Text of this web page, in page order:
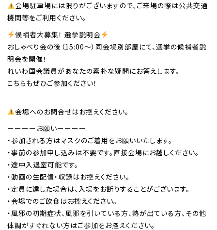
会場駐車場には限りがございますので、ご来場の際は公共交通
機関等をご利用ください。
候補者大募集！ 選挙説明会
おしゃべり会の後（15:00〜）同会場別部屋にて、選挙の候補者説
明会を開催！
れいわ国会議員があなたの素朴な疑問にお答えします。
こちらもぜひご参加ください！
会場へのお問合せはお控えください。
ーーーーお願いーーーー
・参加される方はマスクのご着用をお願いいたします。
・事前の参加申し込みは不要です。直接会場にお越しください。
・途中入退室可能です。
・動画の生配信・収録はお控えください。
・定員に達した場合は、入場をお断りすることがございます。
・会場でのご飲食はお控えください。
・風邪の初期症状、風邪を引いている方、熱が出ている方、その他
体調がすぐれない方はご参加をお控えください。